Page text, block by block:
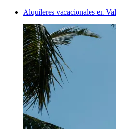
Alquileres vacacionales en